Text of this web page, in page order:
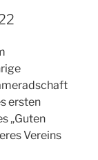
ersten
„Guten
Vereins